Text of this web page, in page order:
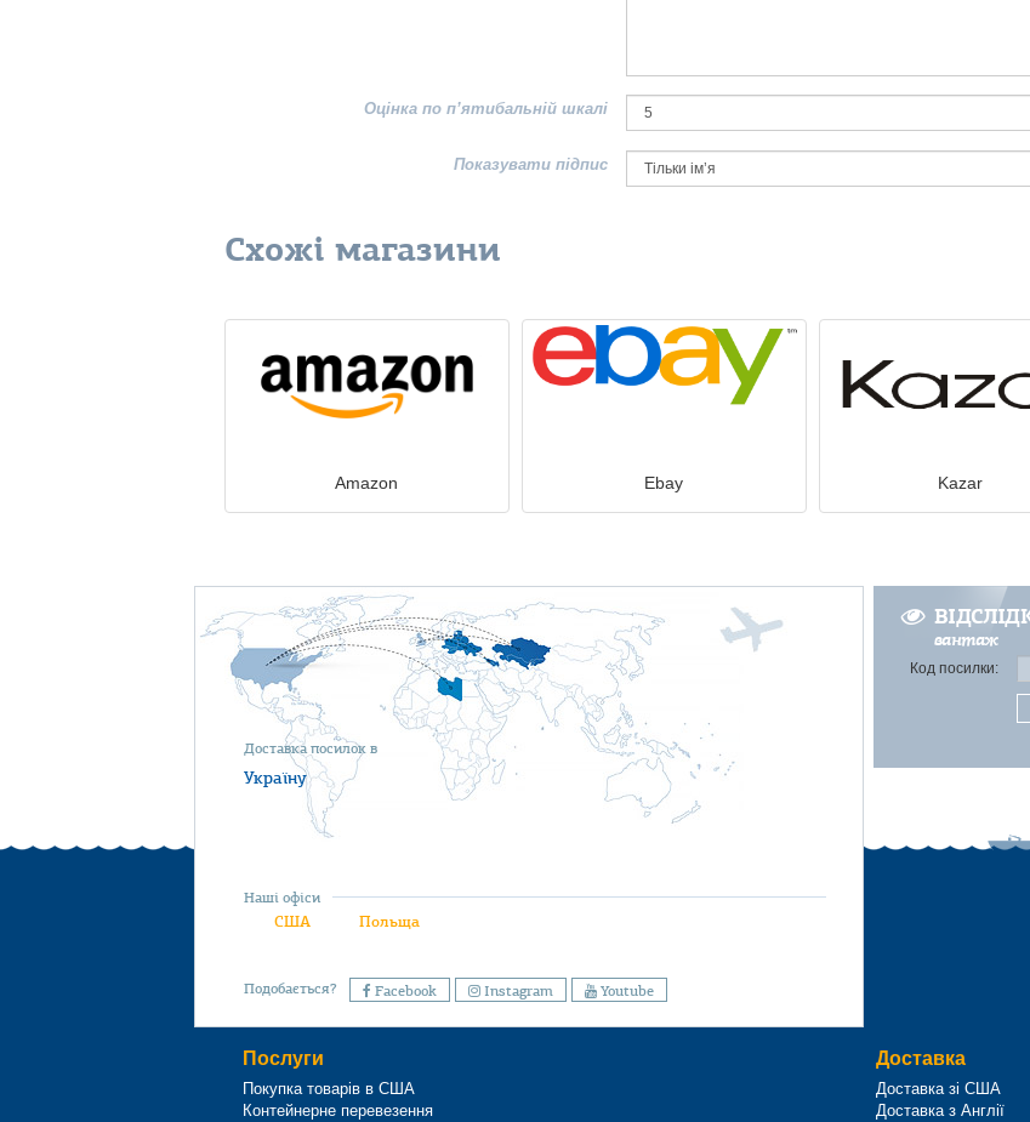
Оцінка по п’ятибальній шкалі
Показувати підпис
Схожі магазини
Amazon Ebay Kazar
вантаж
Код посилки:
Доставка посилок в
Україну
Наші офіси
США Польща
Подобається? Facebook Instagram Youtube
Послуги
Покупка товарів в США
Контейнерне перевезення
Доставка
Доставка зі США
Доставка з Англії